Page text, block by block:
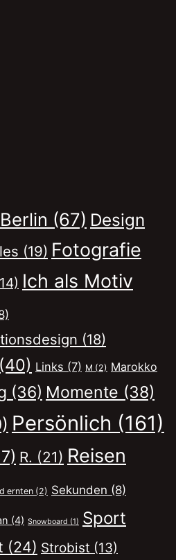
Berlin (67) Design
(19) Fotografie
Ich als Motiv
(18)
(40) Links (7) M (2) Marokko
(36) Momente (38)
Persönlich (161)
R. (21) Reisen
ernten (2) Sekunden (8)
(4) Snowboard (1) Sport
(24) Strobist (13)